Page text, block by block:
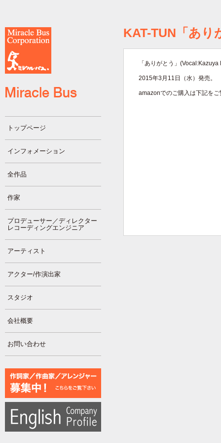
トップページ
インフォメーション
全作品
作家
プロデューサー／ディレクター
レコーディングエンジニア
アーティスト
アクター/作演出家
スタジオ
会社概要
お問い合わせ
KAT-TUN「あり
「ありがとう」
2015年3月11日（水）発売。
amazonでのご購入は下記をご